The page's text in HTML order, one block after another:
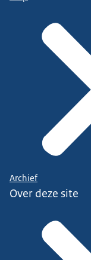
Archief
Over deze site